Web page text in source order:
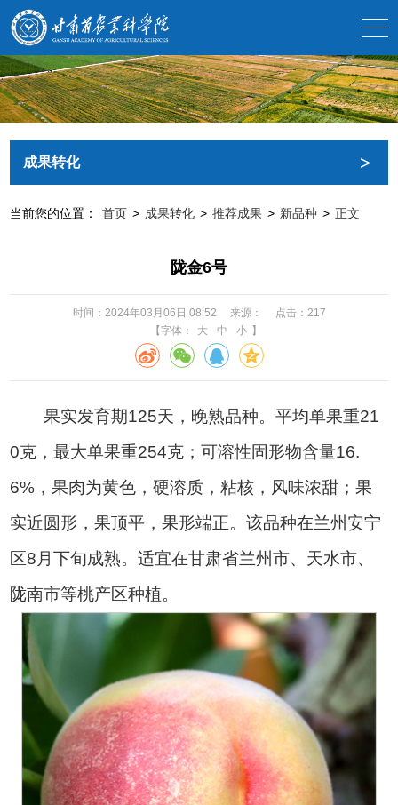
成果转化 >
当前您的位置： 首页 > 成果转化 > 推荐成果 > 新品种 > 正文
陇金6号
时间：2024年03月06日 08:52 来源： 点击： 217
【字体：
大 中 小 】
果实发育期125天，晚熟品种。平均单果重21
0克，最大单果重254克；可溶性固形物含量16.
6%，果肉为黄色，硬溶质，粘核，风味浓甜；果
实近圆形，果顶平，果形端正。该品种在兰州安宁
区8月下旬成熟。适宜在甘肃省兰州市、天水市、
陇南市等桃产区种植。